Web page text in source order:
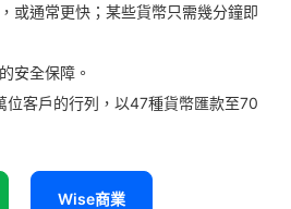
或通常更快；某些貨幣只需幾分鐘即
安全保障。
位客戶的行列，以47種貨幣匯款至70
Wise商業